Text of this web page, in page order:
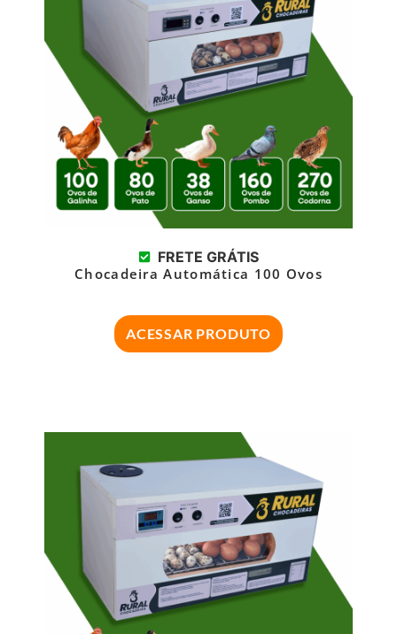
FRETE GRÁTIS
Chocadeira Automática 100 Ovos
ACESSAR PRODUTO